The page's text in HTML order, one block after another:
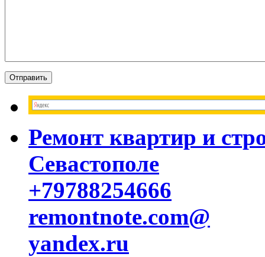
Ремонт квартир и
Севастополе
+79788254666
remontnote.com@
yandex.ru